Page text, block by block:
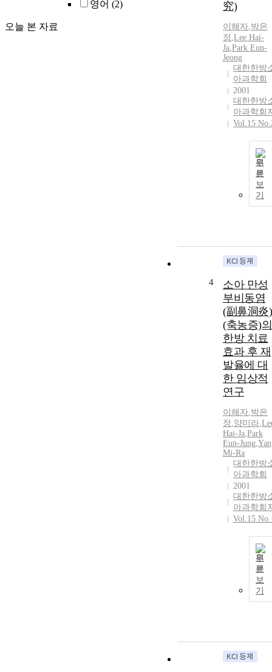
영어 (2)
오늘 본 자료
究)
이해자,박은
정 ,Lee Hai-
Ja,Park Eun-
Jeong
대한한방
아과학회
2001
대한한방
아과학회
Vol.15
원
문
보
기
4
소아 만성
부비동염
(副鼻洞炎)
(축농증)의
한방 치료
효과 후 재
발율에 대
한 임상적
연구
이해자,박은
정 ,양미라,
Hai-Ja,Park
Eun-Jung,
Mi-Ra
대한한방
아과학회
2001
대한한방
아과학회
Vol.15
원
문
보
기